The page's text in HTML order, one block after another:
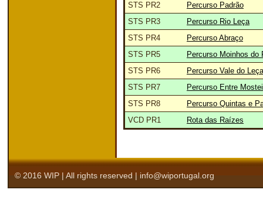
STS PR2
Percurso Padrão
STS PR3
Percurso Rio Leça
STS PR4
Percurso Abraço
STS PR5
Percurso Moinhos do
STS PR6
Percurso Vale do
STS PR7
Percurso Entre
STS PR8
Percurso Quintas e
VCD PR1
Rota das Raízes
© 2016 WIP | All rights reserved | info@wiportugal.org